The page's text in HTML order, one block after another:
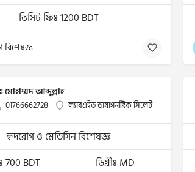
ভিসিট ফিঃ 1200 BDT
বিশেষজ্ঞ
মোহাম্মদ আব্দুল্লাহ
01766662728 ল্যাবএইড ডায়াগনষ্টিক সিলেট
হৃদরোগ ও মেডিসিন বিশেষজ্ঞ
700 BDT
ডিগ্রীঃ MD